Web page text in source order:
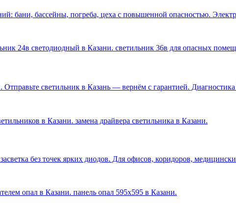
бани, бассейны, погреба, цеха с повышенной опасностью.
24в светодиодный в Казани. светильник 36в для опасных
светильник в Казань — вернём с гарантией.
в Казани. замена драйвера светильника в Казани.
без точек ярких диодов. Для офисов, коридоров,
опал в Казани. панель опал 595х595 в Казани.